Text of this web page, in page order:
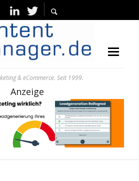
& eCommerce. Seit 1999.
Anzeige